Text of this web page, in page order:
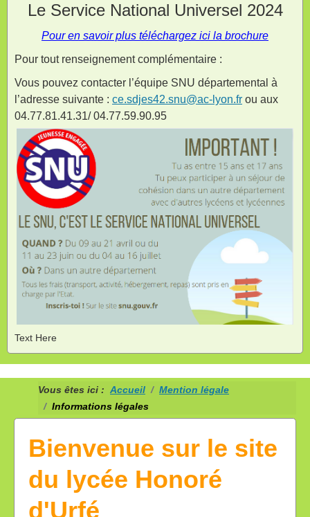
Le Service National Universel 2024
Pour en savoir plus téléchargez ici la brochure
Pour tout renseignement complémentaire :
Vous pouvez contacter l’équipe SNU départemental à
l’adresse suivante : ce.sdjes42.snu@ac-lyon.fr ou aux
04.77.81.41.31/ 04.77.59.90.95
Text Here
Vous êtes ici : Accueil
Mention légale
Informations légales
Bienvenue sur le site
du lycée Honoré
d'Urfé